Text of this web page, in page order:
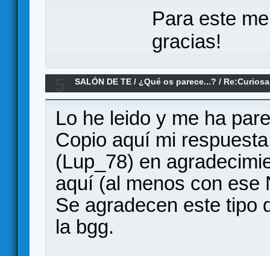
Para este
gracias!
SALÓN DE TE / ¿Qué os parece...? /
Lo he leido y me ha
Copio aquí mi
(Lup_78) en
aquí (al menos con ese
Se agradecen este tipo
la bgg.